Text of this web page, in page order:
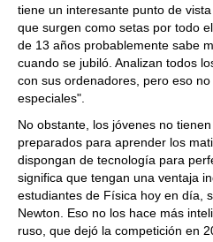
tiene un interesante punto de
que surgen como setas por todo
de 13 años probablemente sabe
cuando se jubiló. Analizan todos
con sus ordenadores, pero eso
especiales".
No obstante, los jóvenes no
preparados para aprender los
dispongan de tecnología para
significa que tengan una ventaja
estudiantes de Física hoy en día,
Newton. Eso no los hace más
ruso, que dejó la competición en